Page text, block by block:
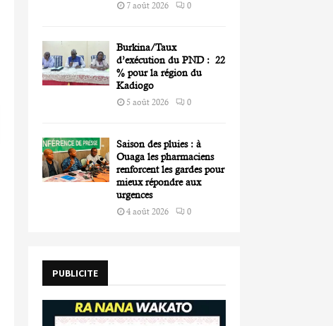
7 août 2026 0
Burkina/Taux
d’exécution du PND : 22
% pour la région du
Kadiogo
5 août 2026 0
Saison des pluies : à
Ouaga les pharmaciens
renforcent les gardes pour
mieux répondre aux
urgences
4 août 2026 0
PUBLICITE